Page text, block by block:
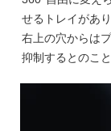
せるトレイがあ
右上の穴からは
抑制するとのこと